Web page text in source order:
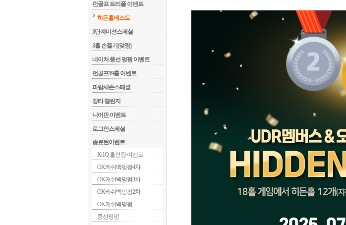
펀골프 트리플 이벤트
히든홀베스트
3단계미션스페셜
3홀 손풀기(맞짱)
네이처 풍선 펑펑 이벤트
펀골프19홀 이벤트
파랑새존스페셜
장타 챌린지
니어핀 이벤트
로그인스페셜
종료된이벤트
Kt1Q 홀인원 이벤트
OK캐쉬백펑펑4차
OK캐쉬백펑펑3차
OK캐쉬백펑펑2차
OK캐쉬백펑펑
풍선펑펑